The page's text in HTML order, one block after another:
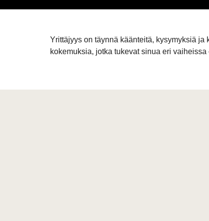
Yrittäjyys on täynnä käänteitä, kysymyksiä
kokemuksia, jotka tukevat sinua eri